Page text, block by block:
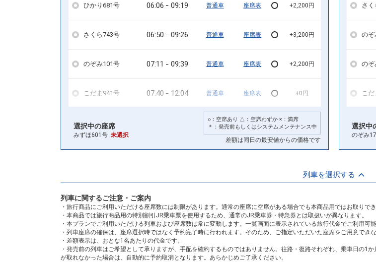
ひかり681号 06:06 09:19 普通車 座席表 +2,200円
さくら743号 06:50 09:26 普通車 座席表 +3,200円
のぞみ101号 07:11 09:39 普通車 座席表 +2,200円
こだま941号 07:40 12:04 普通車 座席表 +0円
こだま945号 普通車 座席表 +0円
こだま947号 10:37 14:51 普通車 座席表 +0円
こだま949号 11:37 15:51
こだま961号 17:37 21:51 普通車 座席表 +0円
列車をさらに見る
○：空席あり △：空席わずか ×：満席
＊：発売前もしくはシステムメンテナンス中
差額は同日の最安値からの価格です
選択中の座席
みずほ601号 未選択
さ
のぞ
のぞ
こ
こだ
こだ
こだ
こだ
選択中
のぞみ
列車を選択する
列車に関するご注意・ご案内
・旅行商品にご利用いただける座席数には制限があります。通常の座席に空席がある場合でも本商品用ではお取りで
・本商品では旅行商品用の特別割引JR乗車票を使用するため、通常のJR乗車券・特急券とは取扱いが異なります。
・本プランでご利用いただける列車および座席数は常に変動します。一覧画面に表示されている旅行代金でご利用可
・列車座席の確保は、座席選択時ではなく予約完了時に行われます。そのため、ご指定いただいた座席をご用意でき
・差額表示は、おとな1名あたりの代金です。
・発売前の列車はご希望として承りますが、手配を確約するものではありません。往路・復路それぞれ、乗車日の1
が取れなかった場合は、自動的に予約取消となります。あらかじめご了承ください。